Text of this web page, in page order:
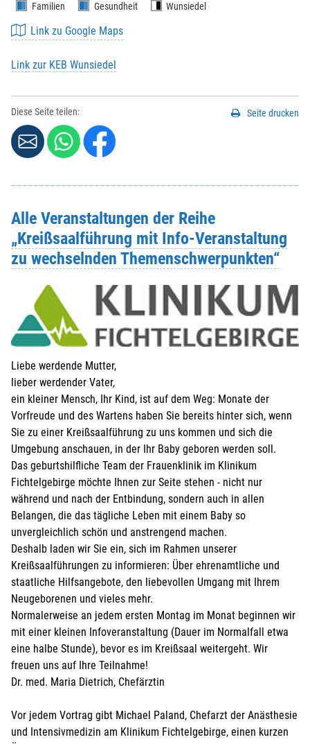
Familien Gesundheit Wunsiedel
Link zu Google Maps
Link zur KEB Wunsiedel
Diese Seite teilen: Seite drucken
Alle Veranstaltungen der Reihe
„Kreißsaalführung mit Info-Veranstaltung
zu wechselnden Themenschwerpunkten“
Liebe werdende Mutter,
lieber werdender Vater,
ein kleiner Mensch, Ihr Kind, ist auf dem Weg: Monate der
Vorfreude und des Wartens haben Sie bereits hinter sich, wenn
Sie zu einer Kreißsaalführung zu uns kommen und sich die
Umgebung anschauen, in der Ihr Baby geboren werden soll.
Das geburtshilfliche Team der Frauenklinik im Klinikum
Fichtelgebirge möchte Ihnen zur Seite stehen - nicht nur
während und nach der Entbindung, sondern auch in allen
Belangen, die das tägliche Leben mit einem Baby so
unvergleichlich schön und anstrengend machen.
Deshalb laden wir Sie ein, sich im Rahmen unserer
Kreißsaalführungen zu informieren: Über ehrenamtliche und
staatliche Hilfsangebote, den liebevollen Umgang mit Ihrem
Neugeborenen und vieles mehr.
Normalerweise an jedem ersten Montag im Monat beginnen wir
mit einer kleinen Infoveranstaltung (Dauer im Normalfall etwa
eine halbe Stunde), bevor es im Kreißsaal weitergeht. Wir
freuen uns auf Ihre Teilnahme!
Dr. med. Maria Dietrich, Chefärztin
Vor jedem Vortrag gibt Michael Paland, Chefarzt der Anästhesie
und Intensivmedizin am Klinikum Fichtelgebirge, einen kurzen